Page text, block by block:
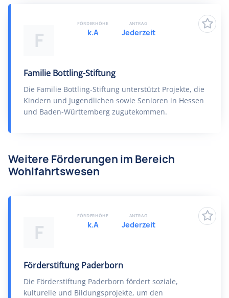
F
Familie Bottling-Stiftung
Die Familie Bottling-Stiftung unterstützt Projekte, die
Kindern und Jugendlichen sowie Senioren in Hessen
und Baden-Württemberg zugutekommen.
FÖRDERHÖHE
k.A
ANTRAG
Jederzeit
Weitere Förderungen im Bereich
Wohlfahrtswesen
F
Förderstiftung Paderborn
Die Förderstiftung Paderborn fördert soziale,
kulturelle und Bildungsprojekte, um den
FÖRDERHÖHE
k.A
ANTRAG
Jederzeit